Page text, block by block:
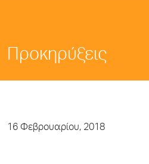
Προκηρύξεις
16 Φεβρουαρίου, 2018